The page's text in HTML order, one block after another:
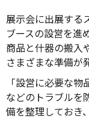
展示会に出展する
ブースの設営を進
商品と什器の搬入
さまざまな準備が
「設営に必要な
などのトラブルを
備を整理しておき